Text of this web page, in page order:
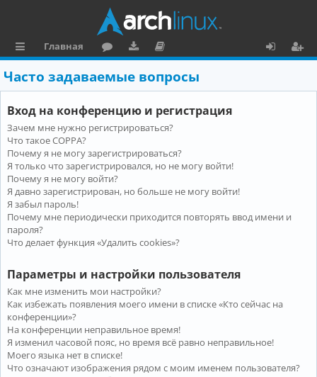
ы
л
к
и
Главная
ру
м
ру
зк
и
ку
м
е
н
та
ц
и
я
о
и
Часто задаваемые вопросы
Вход на конференцию и регистрация
Зачем мне нужно регистрироваться?
Что такое COPPA?
Почему я не могу зарегистрироваться?
Я только что зарегистрировался, но не могу войти!
Почему я не могу войти?
Я давно зарегистрирован, но больше не могу войти!
Я забыл пароль!
Почему мне периодически приходится повторять ввод имени и
пароля?
Что делает функция «Удалить cookies»?
Параметры и настройки пользователя
Как мне изменить мои настройки?
Как избежать появления моего имени в списке «Кто сейчас на
конференции»?
На конференции неправильное время!
Я изменил часовой пояс, но время всё равно неправильное!
Моего языка нет в списке!
Что означают изображения рядом с моим именем пользователя?